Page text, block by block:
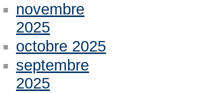
novembre
2025
octobre 2025
septembre
2025